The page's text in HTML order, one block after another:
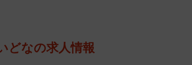
硬な通商政策や予測困難な外交手法は、諸外国の
ローバルなリーダーシップを発揮してきた米国が、
どなの求人情報